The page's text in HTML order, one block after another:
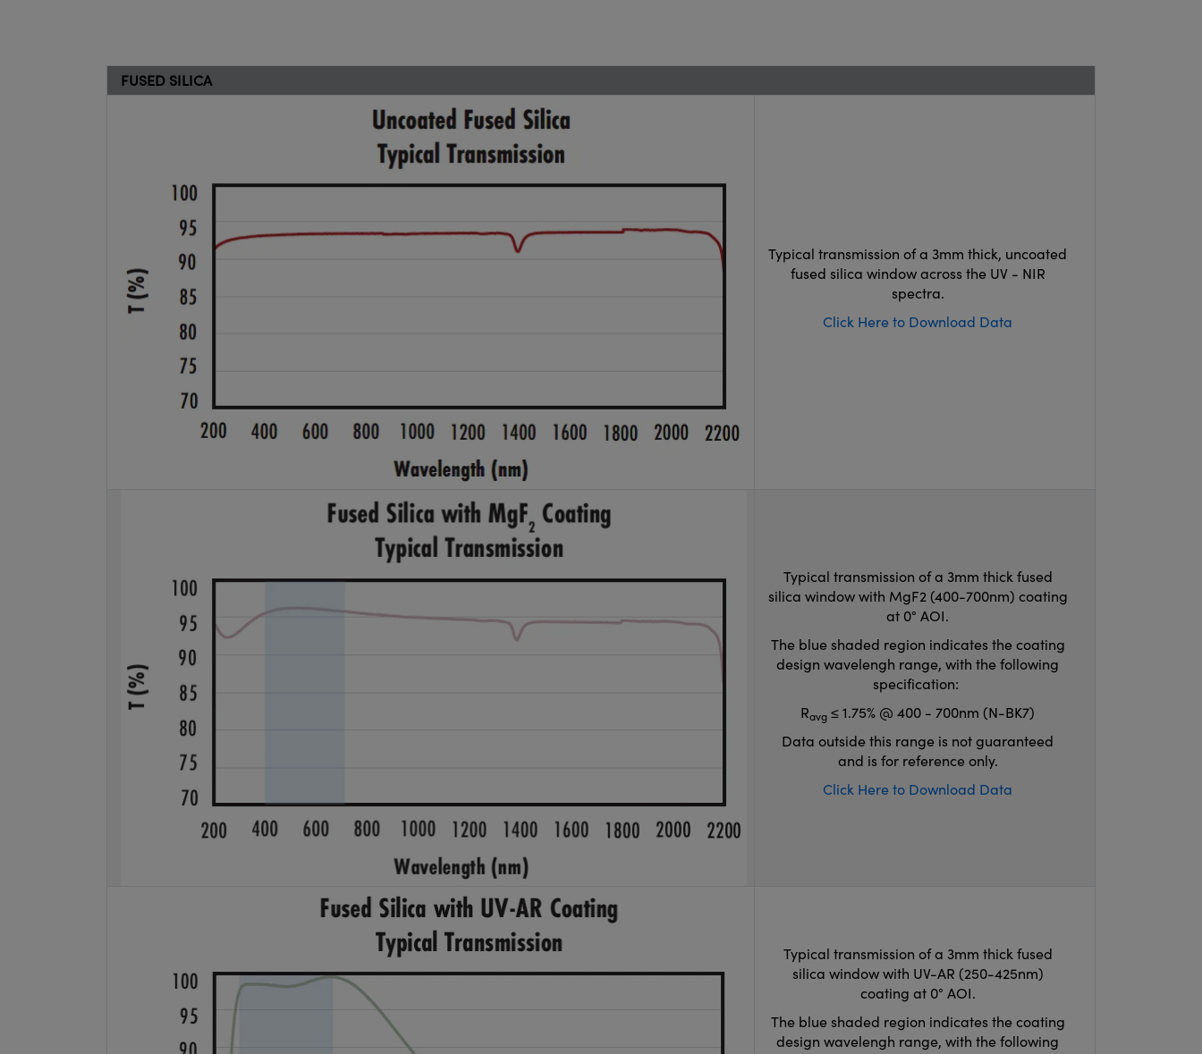
FUSED SILICA
Typical transmission of a 3mm thick, uncoated
fused silica window across the UV - NIR
spectra.
Click Here to Download Data
Typical transmission of a 3mm thick fused
silica window with MgF2 (400-700nm) coating
at 0° AOI.
The blue shaded region indicates the coating
design wavelengh range, with the following
specification:
Ravg ≤ 1.75% @ 400 - 700nm (N-BK7)
Data outside this range is not guaranteed
and is for reference only.
Click Here to Download Data
Typical transmission of a 3mm thick fused
silica window with UV-AR (250-425nm)
coating at 0° AOI.
The blue shaded region indicates the coating
design wavelengh range, with the following